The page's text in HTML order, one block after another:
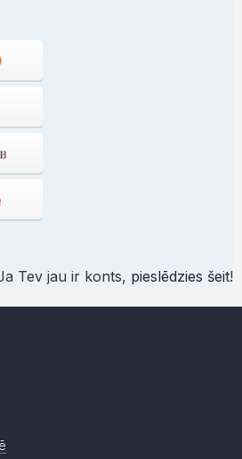
Tev jau ir konts, pieslēdzies šeit!